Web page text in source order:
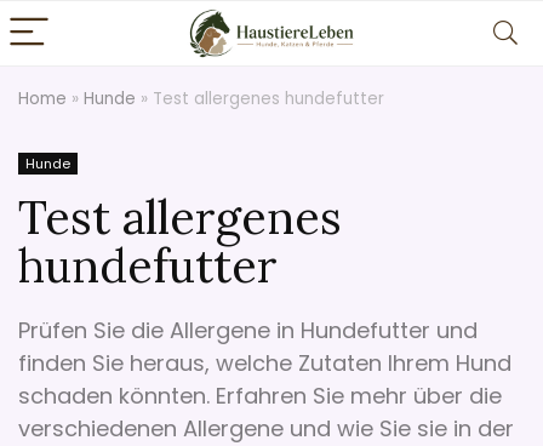
Home » Hunde » Test allergenes hundefutter
Hunde
Test allergenes
hundefutter
Prüfen Sie die Allergene in Hundefutter und
finden Sie heraus, welche Zutaten Ihrem Hund
schaden könnten. Erfahren Sie mehr über die
verschiedenen Allergene und wie Sie sie in der